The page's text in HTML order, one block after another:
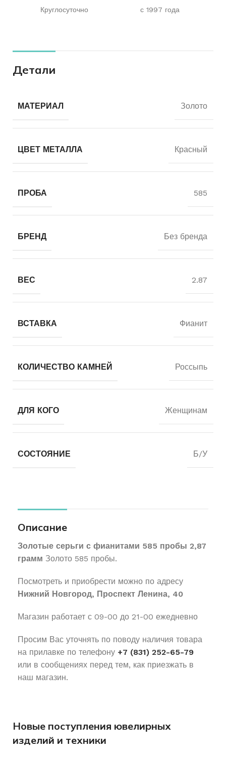
Круглосуточно с 1997 года
Детали
МАТЕРИАЛ Золото
ЦВЕТ МЕТАЛЛА Красный
ПРОБА 585
БРЕНД Без бренда
ВЕС 2.87
ВСТАВКА Фианит
КОЛИЧЕСТВО КАМНЕЙ Россыпь
ДЛЯ КОГО Женщинам
СОСТОЯНИЕ Б/У
Описание
Золотые серьги с фианитами 585 пробы 2,87
грамм Золото 585 пробы.
Посмотреть и приобрести можно по адресу
Нижний Новгород, Проспект Ленина, 40
Магазин работает с 09-00 до 21-00 ежедневно
Просим Вас уточнять по поводу наличия товара
на прилавке по телефону +7 (831) 252-65-79
или в сообщениях перед тем, как приезжать в
наш магазин.
Новые поступления ювелирных
изделий и техники